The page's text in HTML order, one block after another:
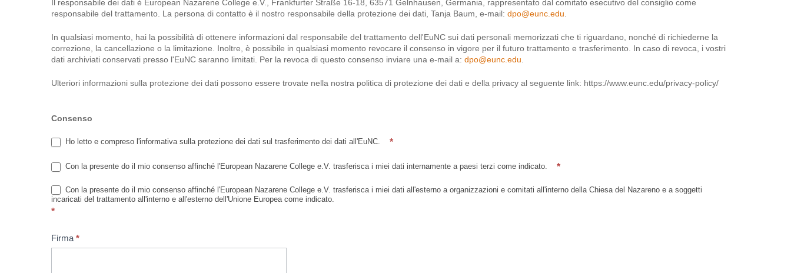
Il responsabile dei dati è European Nazarene College e.V., Frankfurter Straße 16-18, 63571 Gelnhausen, Germania, rappresentato dal comitato esecutivo del consiglio come
responsabile del trattamento. La persona di contatto è il nostro responsabile della protezione dei dati, Tanja Baum, e-mail: dpo@eunc.edu
In qualsiasi momento, hai la possibilità di ottenere informazioni dal responsabile del trattamento dell'EuNC sui dati personali memorizzati che ti riguardano, nonché di richiederne la
correzione, la cancellazione o la limitazione. Inoltre, è possibile in qualsiasi momento revocare il consenso in vigore per il futuro trattamento e trasferimento. In caso di revoca, i vostri
dati archiviati conservati presso l'EuNC saranno limitati. Per la revoca di questo consenso inviare una e-mail a: dpo@eunc.edu
Ulteriori informazioni sulla protezione dei dati possono essere trovate nella nostra politica di protezione dei dati e della privacy al seguente link: https://www.eunc.edu/privacy-policy/
Consenso
Ho letto e compreso l'informativa sulla protezione dei dati sul trasferimento dei dati all'EuNC. *
Con la presente do il mio consenso affinché l'European Nazarene College e.V. trasferisca i miei dati internamente a paesi terzi come indicato. *
Con la presente do il mio consenso affinché l'European Nazarene College e.V. trasferisca i miei dati all'esterno a organizzazioni e comitati all'interno della Chiesa del Nazareno e a soggetti
incaricati del trattamento all'interno e all'esterno dell'Unione Europea come indicato.
*
Firma*